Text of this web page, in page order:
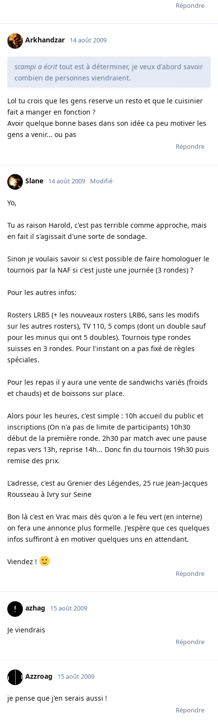
Répondre
Arkhandzar 14 août 2009
scampi a écrit tout est à déterminer, je veux d'abord savoir
combien de personnes viendraient.
Lol tu crois que les gens reserve un resto et que le cuisinier
fait a manger en fonction ?
Avoir quelque bonne bases dans son idée ca peu motiver les
gens a venir... ou pas
Répondre
Slane 14 août 2009 Modifié
Yo,
Tu as raison Harold, c'est pas terrible comme approche, mais
en fait il s'agissait d'une sorte de sondage.
Sinon je voulais savoir si c'est possible de faire homologuer le
tournois par la NAF si c'est juste une journée (3 rondes) ?
Pour les autres infos:
Rosters LRB5 (+ les nouveaux rosters LRB6, sans les modifs
sur les autres rosters), TV 110, 5 comps (dont un double sauf
pour les minus qui ont 5 doubles). Tournois type rondes
suisses en 3 rondes. Pour l'instant on a pas fixé de règles
spéciales.
Pour les repas il y aura une vente de sandwichs variés (froids
et chauds) et de boissons sur place.
Alors pour les heures, c'est simple : 10h accueil du public et
inscriptions (On n'a pas de limite de participants) 10h30
début de la première ronde. 2h30 par match avec une pause
repas vers 13h, reprise 14h... Donc fin du tournois 19h30 puis
remise des prix.
L'adresse, c'est au Grenier des Légendes, 25 rue Jean-Jacques
Rousseau à Ivry sur Seine
Bon là c'est en Vrac mais dès qu'on a le feu vert (en interne)
on fera une annonce plus formelle. J'espère que ces quelques
infos suffiront à en motiver quelques uns en attendant.
Viendez !
Répondre
azhag 15 août 2009
Je viendrais
Répondre
Azzroag 15 août 2009
je pense que j'en serais aussi !
Répondre